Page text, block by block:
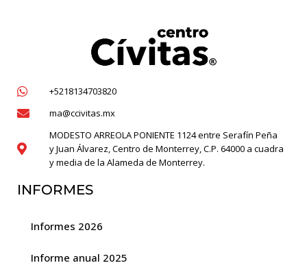
+5218134703820
ma@ccivitas.mx
MODESTO ARREOLA PONIENTE 1124 entre Serafín Peña
y Juan Álvarez, Centro de Monterrey, C.P. 64000 a cuadra
y media de la Alameda de Monterrey.
INFORMES
Informes 2026
Informe anual 2025